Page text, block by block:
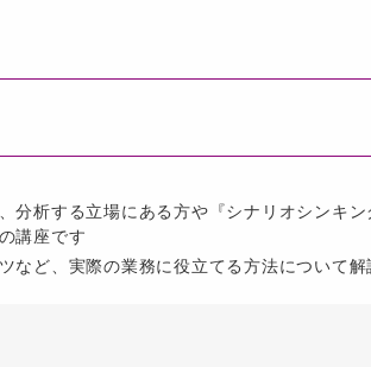
分析する立場にある方や『シナリオシンキン
講座です
など、実際の業務に役立てる方法について解